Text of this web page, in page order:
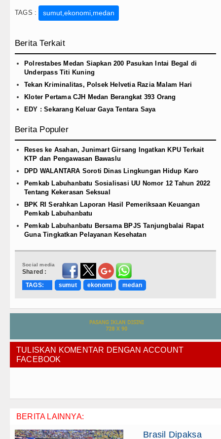
TAGS : sumut,ekonomi,medan
Berita Terkait
Polrestabes Medan Siapkan 200 Pasukan Intai Begal di
Underpass Titi Kuning
Tekan Kriminalitas, Polsek Helvetia Razia Malam Hari
Kloter Pertama CJH Medan Berangkat 393 Orang
EDY : Sekarang Keluar Gaya Tentara Saya
Berita Populer
Reses ke Asahan, Junimart Girsang Ingatkan KPU Terkait
KTP dan Pengawasan Bawaslu
DPD WALANTARA Soroti Dinas Lingkungan Hidup Karo
Pemkab Labuhanbatu Sosialisasi UU Nomor 12 Tahun 2022
Tentang Kekerasan Seksual
BPK RI Serahkan Laporan Hasil Pemeriksaan Keuangan
Pemkab Labuhanbatu
Pemkab Labuhanbatu Bersama BPJS Tanjungbalai Rapat
Guna Tingkatkan Pelayanan Kesehatan
Social media
Shared :
TAGS:
sumut ekonomi medan
TULISKAN KOMENTAR DENGAN ACCOUNT
FACEBOOK
BERITA LAINNYA:
Brasil Dipaksa